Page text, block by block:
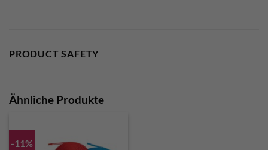
PRODUCT SAFETY
Ähnliche Produkte
-11%